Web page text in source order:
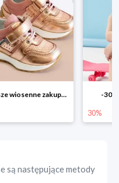
na wszystko!! -40%
40%
są następujące metody